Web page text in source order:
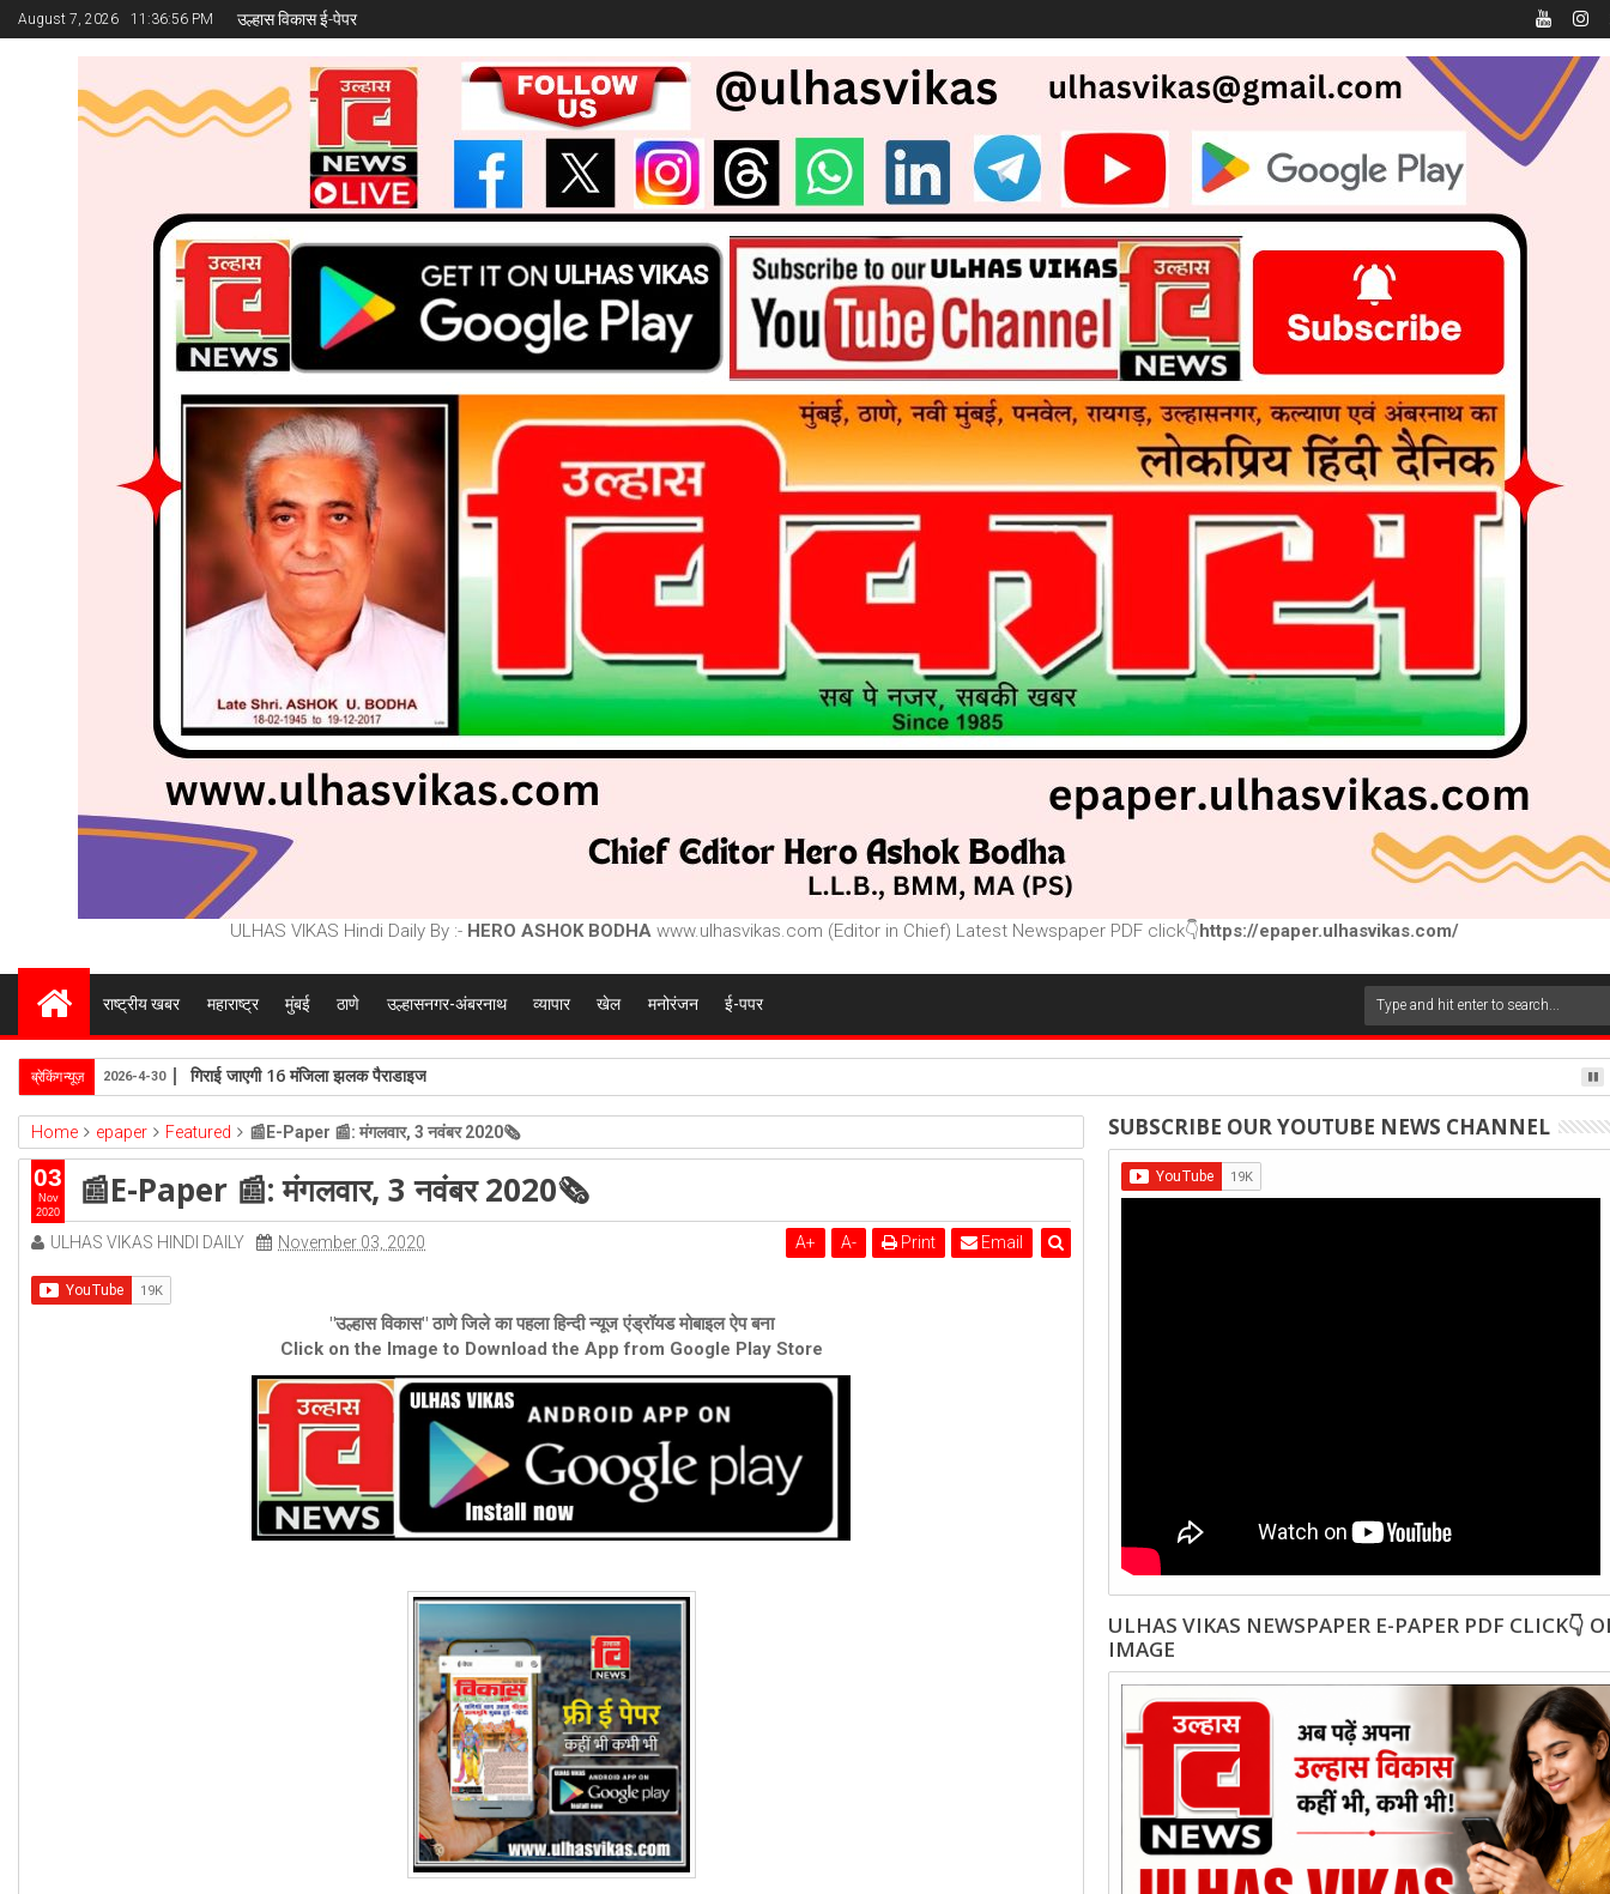
August 7, 2026 11:36:57 PM उल्हास विकास ई-पेपर
ULHAS VIKAS Hindi Daily By :- HERO ASHOK BODHA www.ulhasvikas.com (Editor in Chief) Latest Newspaper PDF click👇https://epaper.ulhasvikas.com/
राष्ट्रीय खबर महाराष्ट्र मुंबई ठाणे उल्हासनगर-अंबरनाथ व्यापार खेल मनोरंजन ई-पपर
ब्रेकिंग न्यूज़ उल्हासनगर-5 में भी मनपा की ओर से स्विमिंग पुल सुविधा हो- शेरी लुंड
2026-4-1
Home epaper Featured 📰E-Paper 📰: मंगलवार, 3 नवंबर 2020🗞
📰E-Paper 📰: मंगलवार, 3 नवंबर 2020🗞
ULHAS VIKAS HINDI DAILY November 03, 2020 A+ A- Print Email
"उल्हास विकास" ठाणे जिले का पहला हिन्दी न्यूज एंड्रॉयड मोबाइल ऐप बना
Click on the Image to Download the App from Google Play Store
03
Nov
2020
SUBSCRIBE OUR YOUTUBE NEWS CHANNEL
ULHAS VIKAS NEWSPAPER E-PAPER PDF CLICK👇
IMAGE